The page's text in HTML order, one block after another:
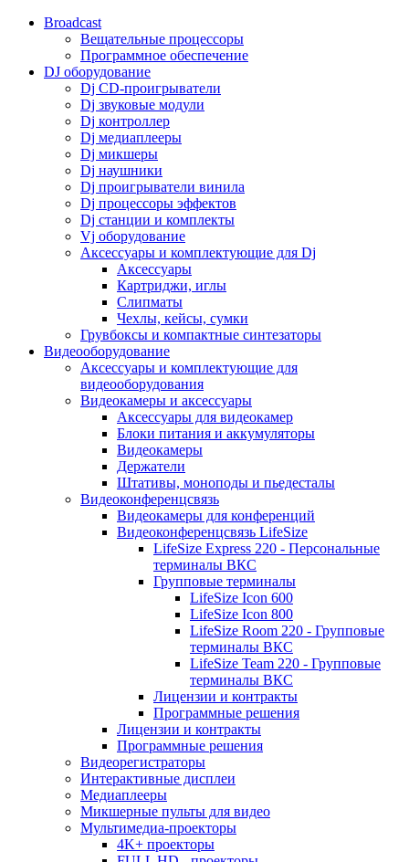
Broadcast
Вещательные процессоры
Программное обеспечение
DJ оборудование
Dj CD-проигрыватели
Dj звуковые модули
Dj контроллер
Dj медиаплееры
Dj микшеры
Dj наушники
Dj проигрыватели винила
Dj процессоры эффектов
Dj станции и комплекты
Vj оборудование
Аксессуары и комплектующие для Dj
Аксессуары
Картриджи, иглы
Слипматы
Чехлы, кейсы, сумки
Грувбоксы и компактные синтезаторы
Видеооборудование
Аксессуары и комплектующие для
видеооборудования
Видеокамеры и аксессуары
Аксессуары для видеокамер
Блоки питания и аккумуляторы
Видеокамеры
Держатели
Штативы, моноподы и пьедесталы
Видеоконференцсвязь
Видеокамеры для конференций
Видеоконференцсвязь LifeSize
LifeSize Express 220 - Персональные
терминалы ВКС
Групповые терминалы
LifeSize Icon 600
LifeSize Icon 800
LifeSize Room 220 - Групповые
терминалы ВКС
LifeSize Team 220 - Групповые
терминалы ВКС
Лицензии и контракты
Программные решения
Лицензии и контракты
Программные решения
Видеорегистраторы
Интерактивные дисплеи
Медиаплееры
Микшерные пульты для видео
Мультимедиа-проекторы
4K+ проекторы